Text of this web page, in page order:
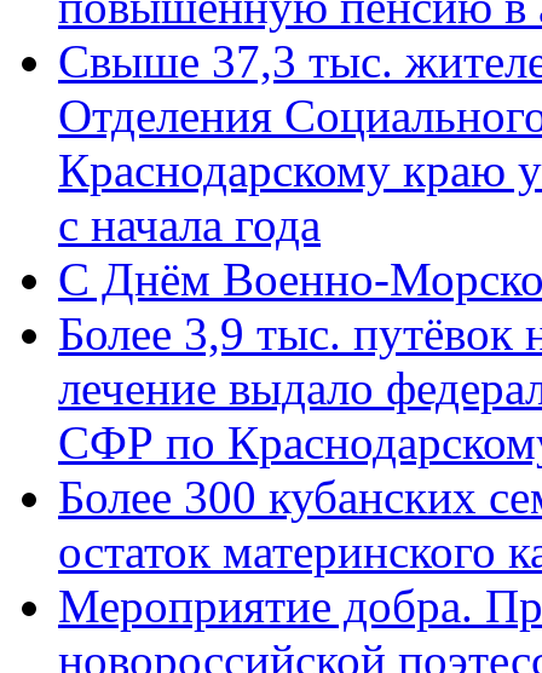
Свыше 37,3 тыс.
Отделения
Краснодарскому краю
с начала года
C Днём Военно-
Более 3,9 тыс. путёвок
лечение выдало
СФР по
Более 300 кубанских
остаток материнского
Мероприятие добра.
новороссийской